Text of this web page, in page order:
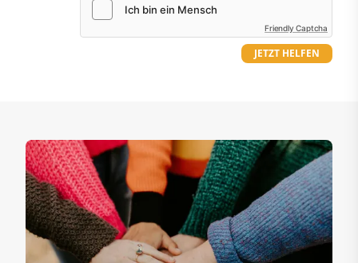
Friendly Captcha
JETZT HELFEN